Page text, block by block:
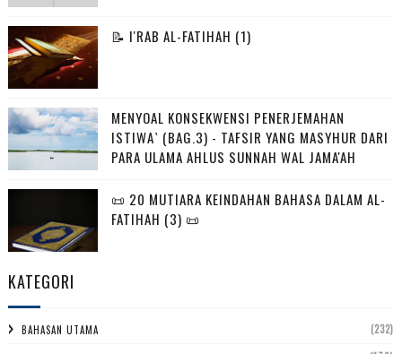
📝 I'RAB AL-FATIHAH (1)
MENYOAL KONSEKWENSI PENERJEMAHAN
ISTIWA` (BAG.3) - TAFSIR YANG MASYHUR DARI
PARA ULAMA AHLUS SUNNAH WAL JAMA'AH
📜 20 MUTIARA KEINDAHAN BAHASA DALAM AL-
FATIHAH (3) 📜
KATEGORI
BAHASAN UTAMA (232)